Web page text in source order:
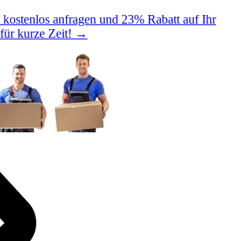
kostenlos anfragen und 23% Rabatt auf Ihr
kurze Zeit! →